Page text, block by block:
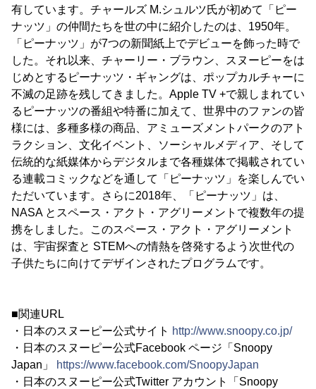
有しています。チャールズ M.シュルツ氏が初めて「ピー
ナッツ」の仲間たちを世の中に紹介したのは、1950年。
「ピーナッツ」が7つの新聞紙上でデビューを飾った時で
した。それ以来、チャーリー・ブラウン、スヌーピーをは
じめとするピーナッツ・ギャングは、ポップカルチャーに
不滅の足跡を残してきました。Apple TV +で親しまれてい
るピーナッツの番組や特番に加えて、世界中のファンの皆
様には、多種多様の商品、アミューズメントパークのアト
ラクション、文化イベント、ソーシャルメディア、そして
伝統的な紙媒体からデジタルまで各種媒体で掲載されてい
る連載コミックなどを通して「ピーナッツ」を楽しんでい
ただいています。さらに2018年、「ピーナッツ」は、
NASA とスペース・アクト・アグリーメントで複数年の提
携をしました。このスペース・アクト・アグリーメント
は、宇宙探査と STEMへの情熱を啓発するよう次世代の
子供たちに向けてデザインされたプログラムです。
■関連URL
・日本のスヌーピー公式サイト http://www.snoopy.co.jp/
・日本のスヌーピー公式Facebook ページ「Snoopy
Japan」
https://www.facebook.com/SnoopyJapan
・日本のスヌーピー公式Twitter アカウント「Snoopy